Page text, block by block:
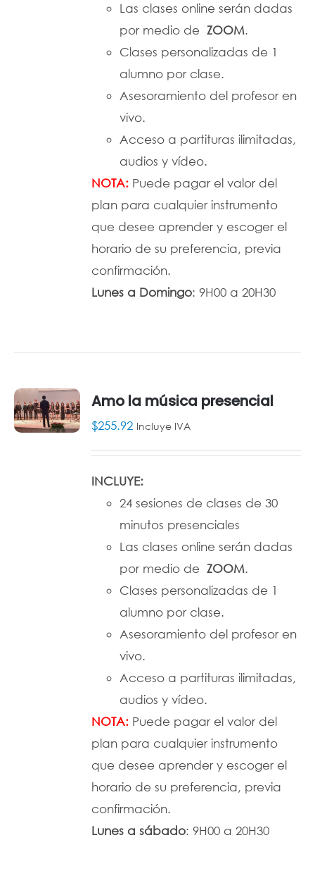
Las clases online serán dadas
por medio de ZOOM.
Clases personalizadas de 1
alumno por clase.
Asesoramiento del profesor en
vivo.
Acceso a partituras ilimitadas,
audios y vídeo.
NOTA: Puede pagar el valor del
plan para cualquier instrumento
que desee aprender y escoger el
horario de su preferencia, previa
confirmación.
Lunes a Domingo: 9H00 a 20H30
AÑADIR
Amo la música presencial
$255.92 Incluye IVA
INCLUYE:
24 sesiones de clases de 30
minutos presenciales
Las clases online serán dadas
por medio de ZOOM.
Clases personalizadas de 1
alumno por clase.
Asesoramiento del profesor en
vivo.
Acceso a partituras ilimitadas,
audios y vídeo.
NOTA: Puede pagar el valor del
plan para cualquier instrumento
que desee aprender y escoger el
horario de su preferencia, previa
confirmación.
Lunes asábado: 9H00 a 20H30